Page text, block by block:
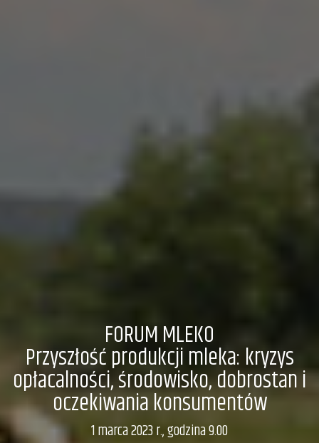
FORUM MLEKO
Przyszłość produkcji mleka: kryzys
opłacalności, środowisko, dobrostan i
oczekiwania konsumentów
1 marca 2023 r., godzina 9.00